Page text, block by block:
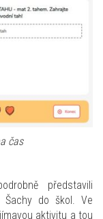
čas
představili
Šachy do škol. Ve
aktivitu a tou